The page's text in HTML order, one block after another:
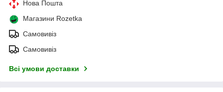
Нова Пошта
Магазини Rozetka
Самовивіз
Самовивіз
Всі умови доставки